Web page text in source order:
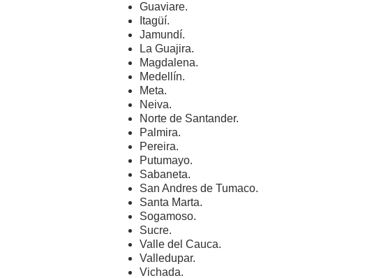
Guaviare.
Itagüí.
Jamundí.
La Guajira.
Magdalena.
Medellín.
Meta.
Neiva.
Norte de Santander.
Palmira.
Pereira.
Putumayo.
Sabaneta.
San Andres de Tumaco.
Santa Marta.
Sogamoso.
Sucre.
Valle del Cauca.
Valledupar.
Vichada.